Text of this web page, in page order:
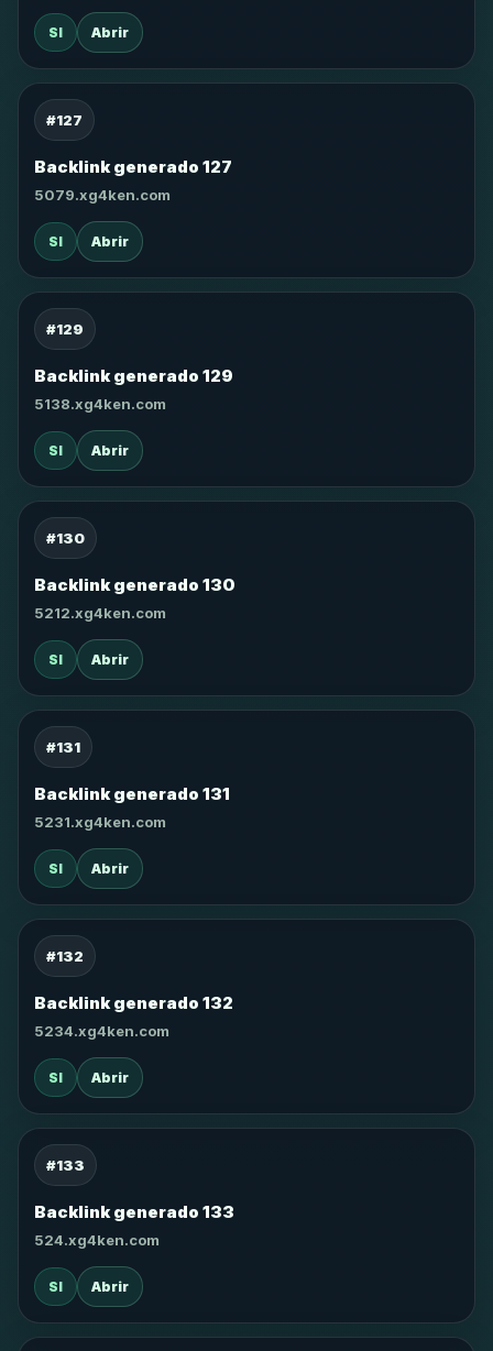
SI Abrir
#127
Backlink generado 127
5079.xg4ken.com
SI Abrir
#129
Backlink generado 129
5138.xg4ken.com
SI Abrir
#130
Backlink generado 130
5212.xg4ken.com
SI Abrir
#131
Backlink generado 131
5231.xg4ken.com
SI Abrir
#132
Backlink generado 132
5234.xg4ken.com
SI Abrir
#133
Backlink generado 133
524.xg4ken.com
SI Abrir